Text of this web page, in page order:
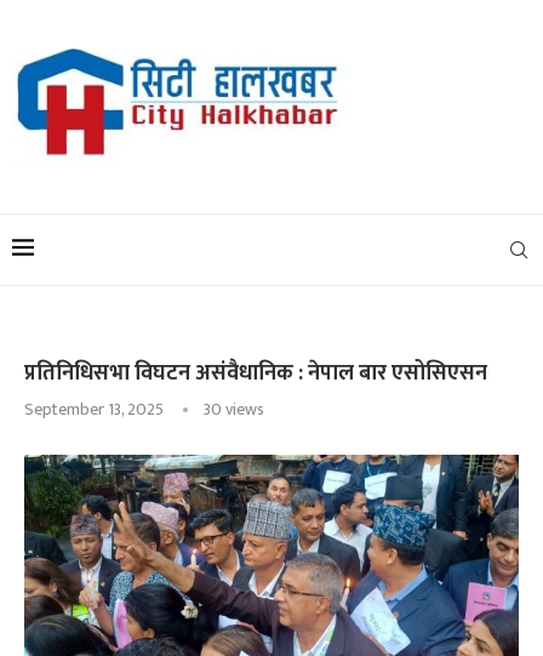
प्रतिनिधिसभा विघटन असंवैधानिक : नेपाल बार एसोसिएसन
September 13, 2025 30views